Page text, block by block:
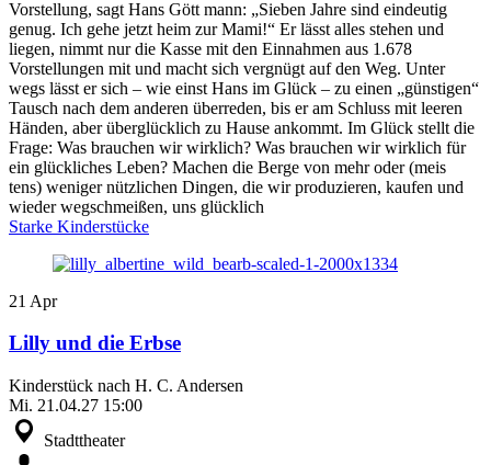
Vorstellung, sagt Hans Gött mann: „Sieben Jahre sind eindeutig
genug. Ich gehe jetzt heim zur Mami!“ Er lässt alles stehen und
liegen, nimmt nur die Kasse mit den Einnahmen aus 1.678
Vorstellungen mit und macht sich vergnügt auf den Weg. Unter
wegs lässt er sich – wie einst Hans im Glück – zu einen „günstigen“
Tausch nach dem anderen überreden, bis er am Schluss mit leeren
Händen, aber überglücklich zu Hause ankommt. Im Glück stellt die
Frage: Was brauchen wir wirklich? Was brauchen wir wirklich für
ein glückliches Leben? Machen die Berge von mehr oder (meis
tens) weniger nützlichen Dingen, die wir produzieren, kaufen und
wieder wegschmeißen, uns glücklich
Starke Kinderstücke
21 Apr
Lilly und die Erbse
Kinderstück nach H. C. Andersen
Mi. 21.04.27 15:00
Stadttheater